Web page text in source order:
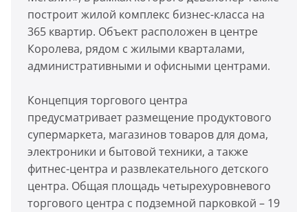
построит жилой комплекс бизнес-класса на
365 квартир. Объект расположен в центре
Королева, рядом с жилыми кварталами,
административными и офисными центрами.
Концепция торгового центра
предусматривает размещение продуктового
супермаркета, магазинов товаров для дома,
электроники и бытовой техники, а также
фитнес-центра и развлекательного детского
центра. Общая площадь четырехуровневого
торгового центра с подземной парковкой – 19